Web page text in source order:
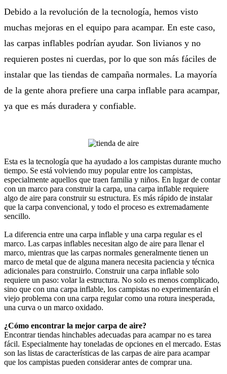
Debido a la revolución de la tecnología, hemos visto
muchas mejoras en el equipo para acampar. En este caso,
las carpas inflables podrían ayudar. Son livianos y no
requieren postes ni cuerdas, por lo que son más fáciles de
instalar que las tiendas de campaña normales. La mayoría
de la gente ahora prefiere una carpa inflable para acampar,
ya que es más duradera y confiable.
Esta es la tecnología que ha ayudado a los campistas durante mucho
tiempo. Se está volviendo muy popular entre los campistas,
especialmente aquellos que traen familia y niños. En lugar de contar
con un marco para construir la carpa, una carpa inflable requiere
algo de aire para construir su estructura. Es más rápido de instalar
que la carpa convencional, y todo el proceso es extremadamente
sencillo.
La diferencia entre una carpa inflable y una carpa regular es el
marco. Las carpas inflables necesitan algo de aire para llenar el
marco, mientras que las carpas normales generalmente tienen un
marco de metal que de alguna manera necesita paciencia y técnica
adicionales para construirlo. Construir una carpa inflable solo
requiere un paso: volar la estructura. No solo es menos complicado,
sino que con una carpa inflable, los campistas no experimentarán el
viejo problema con una carpa regular como una rotura inesperada,
una curva o un marco oxidado.
¿Cómo encontrar la mejor carpa de aire?
Encontrar tiendas hinchables adecuadas para acampar no es tarea
fácil. Especialmente hay toneladas de opciones en el mercado. Estas
son las listas de características de las carpas de aire para acampar
que los campistas pueden considerar antes de comprar una.